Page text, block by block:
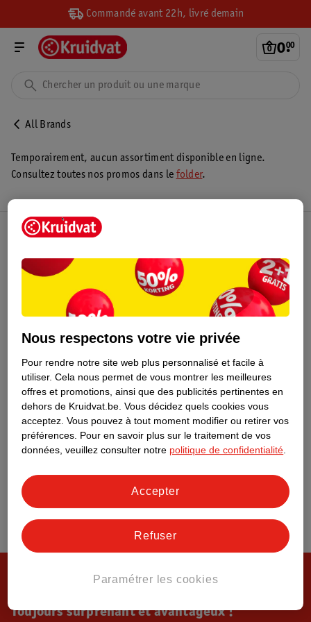
Commandé avant 22h, livré demain
0.
00
All Brands
Temporairement, aucun assortiment disponible en ligne.
Consultez toutes nos promos dans le folder.
Toujours surprenant et avantageux !
Nous respectons votre vie privée
Pour rendre notre site web plus personnalisé et facile à
utiliser. Cela nous permet de vous montrer les meilleures
offres et promotions, ainsi que des publicités pertinentes en
dehors de Kruidvat.be. Vous décidez quels cookies vous
acceptez. Vous pouvez à tout moment modifier ou retirer vos
préférences. Pour en savoir plus sur le traitement de vos
données, veuillez consulter notre politique de confidentialité
Paramétrer les cookies
Refuser
Accepter